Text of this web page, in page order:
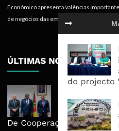
do projecto
Económico apresenta valências
de negócios das empresas.
ÚLTIMAS NOTÍCIAS
Emprego,
Execução No
De Cooperação